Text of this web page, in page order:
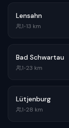
Lensahn
1•13 km
Bad Schwartau
1•23 km
Lütjenburg
1•28 km